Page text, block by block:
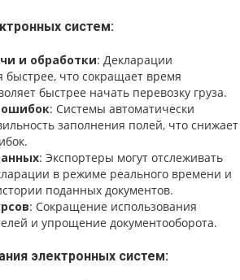
систем:
и обработки: Декларации
быстрее, что сокращает время
быстрее начать перевозку груза.
: Системы автоматически
заполнения полей, что снижает
: Экспортеры могут отслеживать
в режиме реального времени и
поданных документов.
: Сокращение использования
и упрощение документооборота.
электронных систем: